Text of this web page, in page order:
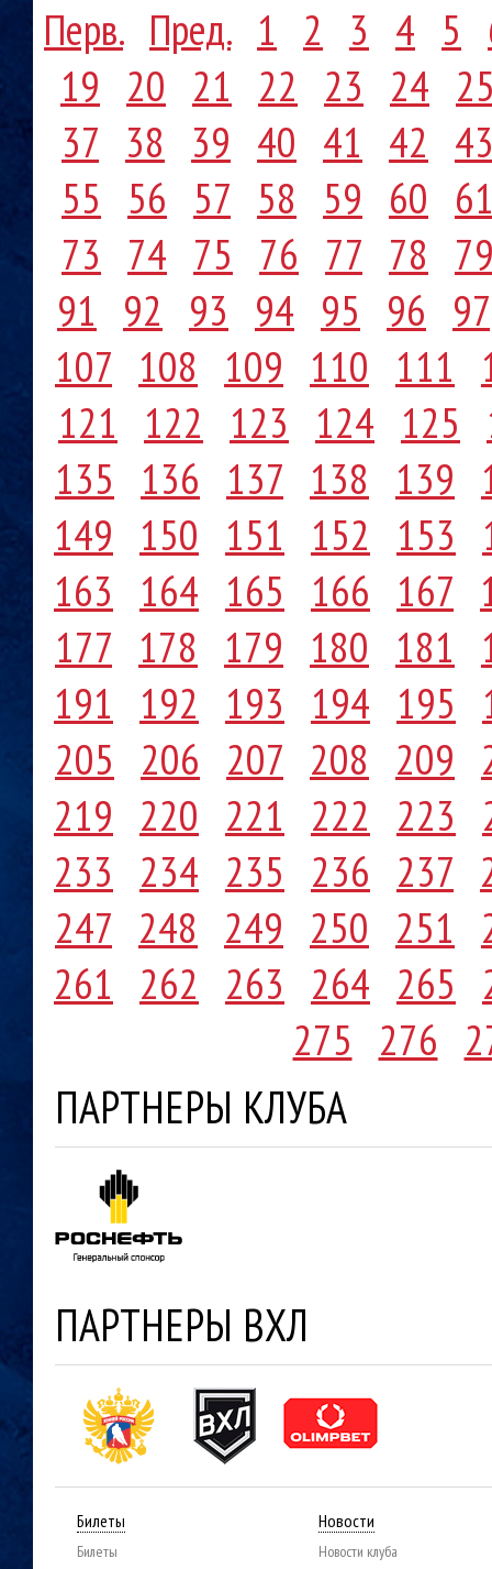
Перв. Пред. 1 2 3 4 5
19 20 21 22 23 24
37 38 39 40 41 42
55 56 57 58 59 60
73 74 75 76 77 78
91 92 93 94 95 96 97
107 108 109 110 111
121 122 123 124 125
135 136 137 138 139
149 150 151 152 153
163 164 165 166 167
177 178 179 180 181
191 192 193 194 195
205 206 207 208 209
219 220 221 222 223
233 234 235 236 237
247 248 249 250 251
261 262 263 264 265
275 276
ПАРТНЕРЫ КЛУБА
ПАРТНЕРЫ ВХЛ
Билеты
Билеты
Новости
Новости клуба